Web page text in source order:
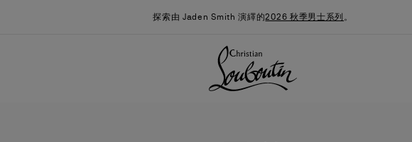
探索由 Jaden Smith 演繹的2026 秋季男士系列 。